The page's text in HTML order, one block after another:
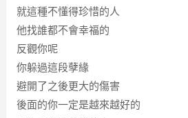
就這種不懂得珍惜的人
他找誰都不會幸福的
反觀你呢
你躲過這段孽緣
避開了之後更大的傷害
後面的你一定是越來越好的